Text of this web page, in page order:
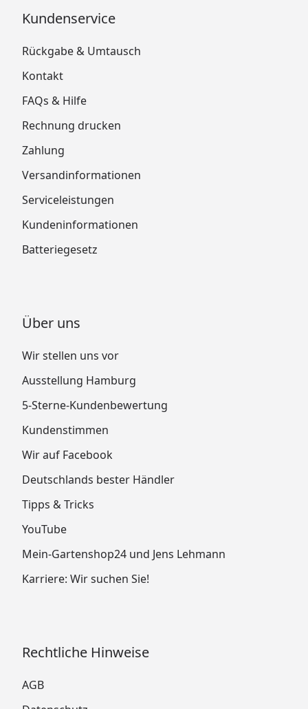
Kundenservice
Rückgabe & Umtausch
Kontakt
FAQs & Hilfe
Rechnung drucken
Zahlung
Versandinformationen
Serviceleistungen
Kundeninformationen
Batteriegesetz
Über uns
Wir stellen uns vor
Ausstellung Hamburg
5-Sterne-Kundenbewertung
Kundenstimmen
Wir auf Facebook
Deutschlands bester Händler
Tipps & Tricks
YouTube
Mein-Gartenshop24 und Jens Lehmann
Karriere: Wir suchen Sie!
Rechtliche Hinweise
AGB